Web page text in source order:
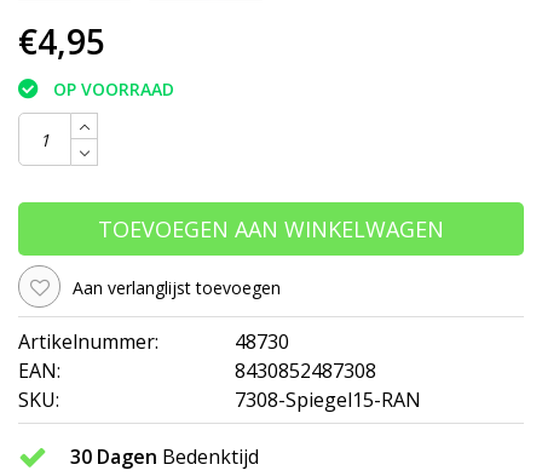
€4,95
OP VOORRAAD
TOEVOEGEN AAN WINKELWAGEN
Aan verlanglijst toevoegen
Artikelnummer:
48730
EAN:
8430852487308
SKU:
7308-Spiegel15-RAN
30 Dagen Bedenktijd